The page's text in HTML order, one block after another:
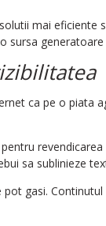
mai
ca pe o
sa sublinieze
gasi.